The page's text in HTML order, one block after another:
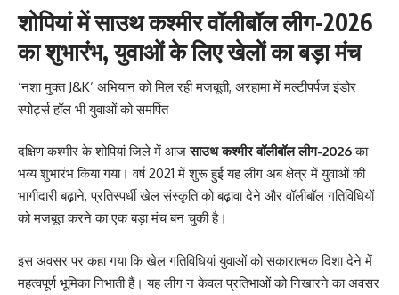
शोपियां में साउथ कश्मीर वॉलीबॉल लीग-2026
का शुभारंभ, युवाओं के लिए खेलों का बड़ा मंच
‘नशा मुक्त J&K’ अभियान को मिल रही मजबूती, अरहामा में मल्टीपर्पज इंडोर
स्पोर्ट्स हॉल भी युवाओं को समर्पित
दक्षिण कश्मीर के शोपियां जिले में आजसाउथ कश्मीर वॉलीबॉल लीग-2026का
भव्य शुभारंभ किया गया। वर्ष 2021 में शुरू हुई यह लीग अब क्षेत्र में युवाओं की
भागीदारी बढ़ाने, प्रतिस्पर्धी खेल संस्कृति को बढ़ावा देने और वॉलीबॉल गतिविधियों
को मजबूत करने का एक बड़ा मंच बन चुकी है।
इस अवसर पर कहा गया कि खेल गतिविधियां युवाओं को सकारात्मक दिशा देने में
महत्वपूर्ण भूमिका निभाती हैं। यह लीग न केवल प्रतिभाओं को निखारने का अवसर